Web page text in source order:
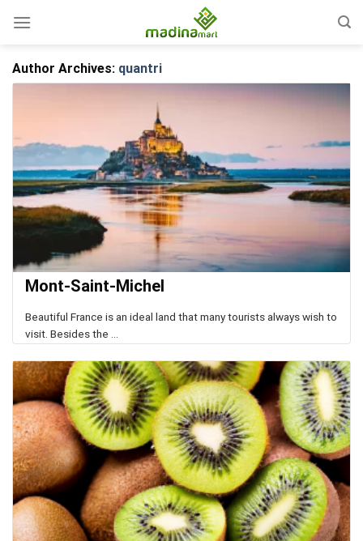
Author Archives: quantri
Mont-Saint-Michel
Beautiful France is an ideal land that many tourists always wish to
visit. Besides the ...